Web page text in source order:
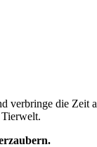
verbringe die Zeit